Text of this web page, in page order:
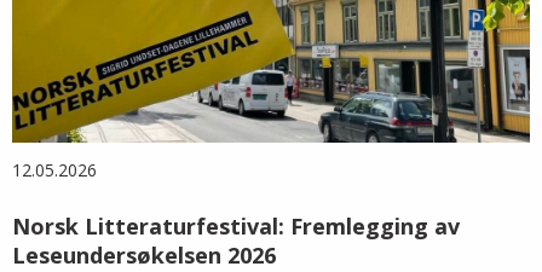
12.05.2026
Norsk Litteraturfestival: Fremlegging av
Leseundersøkelsen 2026